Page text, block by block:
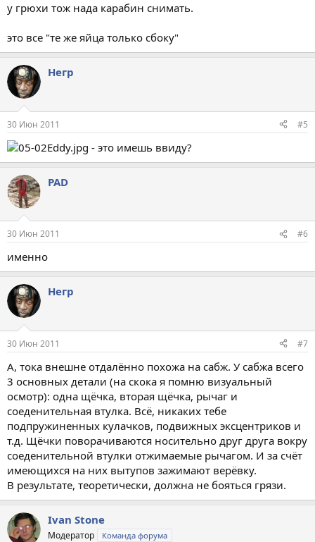
у грюхи тож нада карабин снимать.
это все "те же яйца только сбоку"
Негр
30 Июн 2011 #5
- это имешь ввиду?
PAD
30 Июн 2011 #6
именно
Негр
30 Июн 2011 #7
А, тока внешне отдалённо похожа на сабж. У сабжа всего
3 основных детали (на скока я помню визуальный
осмотр): одна щёчка, вторая щёчка, рычаг и
соеденительная втулка. Всё, никаких тебе
подпружиненных кулачков, подвижных эксцентриков и
т.д. Щёчки поворачиваются носительно друг друга вокру
соеденительной втулки отжимаемые рычагом. И за счёт
имеющихся на них вытупов зажимают верёвку.
В результате, теоретически, должна не бояться грязи.
Ivan Stone
Модератор Команда форума